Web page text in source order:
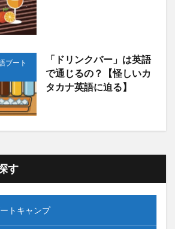
ブート
「ドリンクバー」は英語
で通じるの？【怪しいカ
タカナ英語に迫る】
す
トキャンプ